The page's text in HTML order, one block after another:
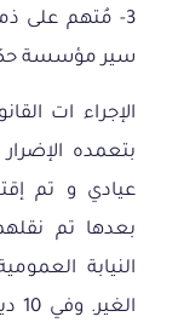
3- مُتهم على
سير مؤسسة
الإجراء ات
بتعمده
عيادي و تم
بعدها تم
النيابة